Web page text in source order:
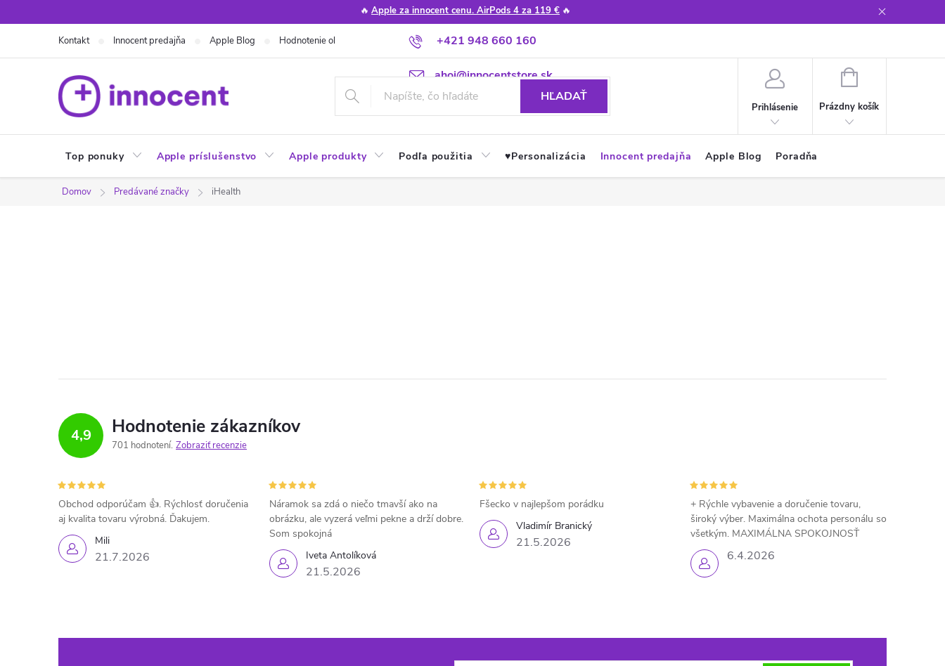
na
🔥 Apple za innocent cenu. AirPods 4 za 119 € 🔥
+421 948 660 160
ahoj@innocentstore.sk
Kontakt Innocent predajňa Apple Blog Hodnotenie obchodu Poradňa Apple návody a tipy
HĽADAŤ
Prihlásenie
NÁKUPNÝ
Prázdny košík
Top ponuky Apple príslušenstvo Apple produkty Podľa použitia ♥︎Personalizácia Innocent predajňa Apple Blog Poradňa
Domov Predávané značky iHealth
4,9 Hodnotenie zákazníkov
701 hodnotení Zobraziť recenzie
Mili
21.7.2026
Obchod odporúčam 👍. Rýchlosť doručenia
aj kvalita tovaru výrobná. Ďakujem.
Iveta Antolíková
21.5.2026
Náramok sa zdá o niečo tmavší ako na
obrázku, ale vyzerá veľmi pekne a drží dobre.
Som spokojná
Vladimír Branický
21.5.2026
Fšecko v najlepšom porádku
6.4.2026
+ Rýchle vybavenie a doručenie tovaru,
široký výber. Maximálna ochota personálu so
všetkým. MAXIMÁLNA SPOKOJNOSŤ